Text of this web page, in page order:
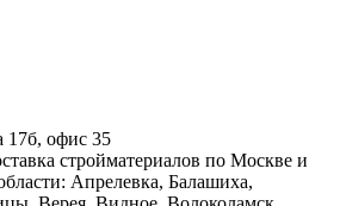
17б, офис 35
стройматериалов по Москве и
Апрелевка, Балашиха,